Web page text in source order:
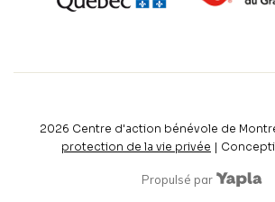
2026 Centre d'action bénévole de
protection de la vie privée |
Propulsé par